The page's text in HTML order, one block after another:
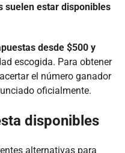
suelen estar disponibles
desde $500 y
escogida. Para obtener
el número ganador
oficialmente.
disponibles
alternativas para